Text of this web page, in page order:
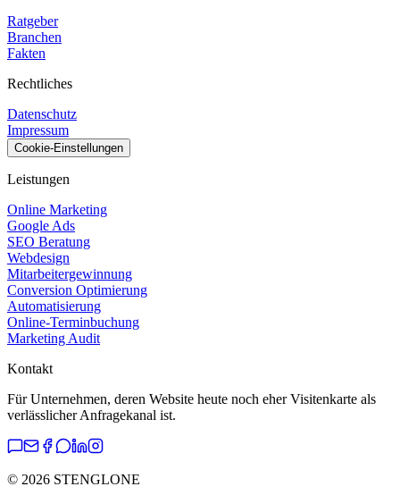
Ratgeber
Branchen
Fakten
Rechtliches
Datenschutz
Impressum
Cookie-Einstellungen
Leistungen
Online Marketing
Google Ads
SEO Beratung
Webdesign
Mitarbeitergewinnung
Conversion Optimierung
Automatisierung
Online-Terminbuchung
Marketing Audit
Kontakt
Für Unternehmen, deren Website heute noch eher Visitenkarte als
verlässlicher Anfragekanal ist.
© 2026 STENGLONE